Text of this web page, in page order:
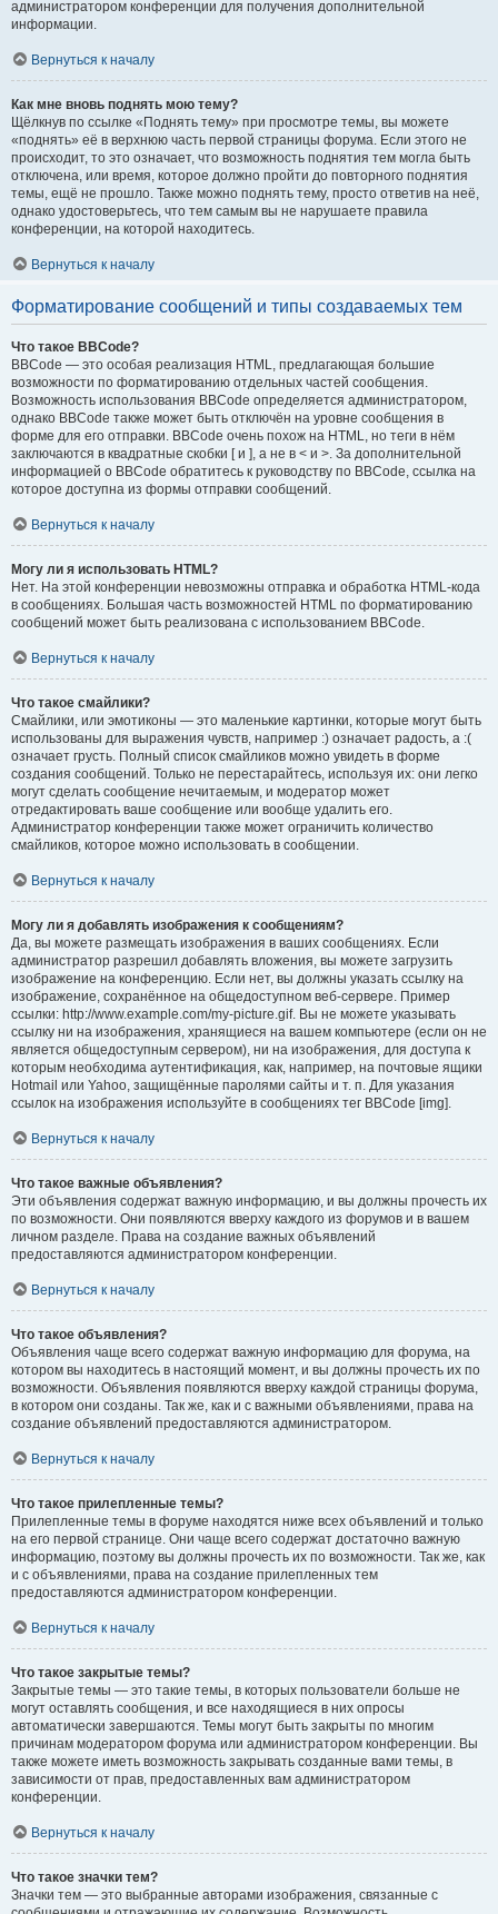
администратором конференции для получения дополнительной
информации.
Вернуться к началу
Как мне вновь поднять мою тему?
Щёлкнув по ссылке «Поднять тему» при просмотре темы, вы можете
«поднять» её в верхнюю часть первой страницы форума. Если этого не
происходит, то это означает, что возможность поднятия тем могла быть
отключена, или время, которое должно пройти до повторного поднятия
темы, ещё не прошло. Также можно поднять тему, просто ответив на неё,
однако удостоверьтесь, что тем самым вы не нарушаете правила
конференции, на которой находитесь.
Вернуться к началу
Форматирование сообщений и типы создаваемых тем
Что такое BBCode?
BBCode — это особая реализация HTML, предлагающая большие
возможности по форматированию отдельных частей сообщения.
Возможность использования BBCode определяется администратором,
однако BBCode также может быть отключён на уровне сообщения в
форме для его отправки. BBCode очень похож на HTML, но теги в нём
заключаются в квадратные скобки [ и ], а не в < и >. За дополнительной
информацией о BBCode обратитесь к руководству по BBCode, ссылка на
которое доступна из формы отправки сообщений.
Вернуться к началу
Могу ли я использовать HTML?
Нет. На этой конференции невозможны отправка и обработка HTML-кода
в сообщениях. Большая часть возможностей HTML по форматированию
сообщений может быть реализована с использованием BBCode.
Вернуться к началу
Что такое смайлики?
Смайлики, или эмотиконы — это маленькие картинки, которые могут быть
использованы для выражения чувств, например :) означает радость, а :(
означает грусть. Полный список смайликов можно увидеть в форме
создания сообщений. Только не перестарайтесь, используя их: они легко
могут сделать сообщение нечитаемым, и модератор может
отредактировать ваше сообщение или вообще удалить его.
Администратор конференции также может ограничить количество
смайликов, которое можно использовать в сообщении.
Вернуться к началу
Могу ли я добавлять изображения к сообщениям?
Да, вы можете размещать изображения в ваших сообщениях. Если
администратор разрешил добавлять вложения, вы можете загрузить
изображение на конференцию. Если нет, вы должны указать ссылку на
изображение, сохранённое на общедоступном веб-сервере. Пример
ссылки: http://www.example.com/my-picture.gif. Вы не можете указывать
ссылку ни на изображения, хранящиеся на вашем компьютере (если он не
является общедоступным сервером), ни на изображения, для доступа к
которым необходима аутентификация, как, например, на почтовые ящики
Hotmail или Yahoo, защищённые паролями сайты и т. п. Для указания
ссылок на изображения используйте в сообщениях тег BBCode [img].
Вернуться к началу
Что такое важные объявления?
Эти объявления содержат важную информацию, и вы должны прочесть их
по возможности. Они появляются вверху каждого из форумов и в вашем
личном разделе. Права на создание важных объявлений
предоставляются администратором конференции.
Вернуться к началу
Что такое объявления?
Объявления чаще всего содержат важную информацию для форума, на
котором вы находитесь в настоящий момент, и вы должны прочесть их по
возможности. Объявления появляются вверху каждой страницы форума,
в котором они созданы. Так же, как и с важными объявлениями, права на
создание объявлений предоставляются администратором.
Вернуться к началу
Что такое прилепленные темы?
Прилепленные темы в форуме находятся ниже всех объявлений и только
на его первой странице. Они чаще всего содержат достаточно важную
информацию, поэтому вы должны прочесть их по возможности. Так же, как
и с объявлениями, права на создание прилепленных тем
предоставляются администратором конференции.
Вернуться к началу
Что такое закрытые темы?
Закрытые темы — это такие темы, в которых пользователи больше не
могут оставлять сообщения, и все находящиеся в них опросы
автоматически завершаются. Темы могут быть закрыты по многим
причинам модератором форума или администратором конференции. Вы
также можете иметь возможность закрывать созданные вами темы, в
зависимости от прав, предоставленных вам администратором
конференции.
Вернуться к началу
Что такое значки тем?
Значки тем — это выбранные авторами изображения, связанные с